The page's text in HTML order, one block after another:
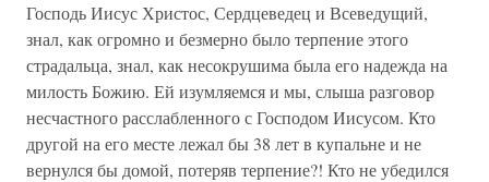
Господь Иисус Христос, Сердцеведец и Всеведущий,
знал, как огромно и безмерно было терпение этого
страдальца, знал, как несокрушима была его надежда на
милость Божию. Ей изумляемся и мы, слыша разговор
несчастного расслабленного с Господом Иисусом. Кто
другой на его месте лежал бы 38 лет в купальне и не
вернулся бы домой, потеряв терпение?! Кто не убедился